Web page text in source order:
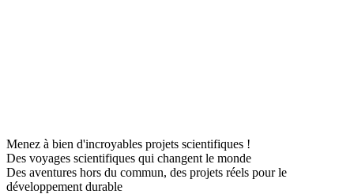
Menez à bien d'incroyables projets scientifiques !
Des voyages scientifiques qui changent le monde
Des aventures hors du commun, des projets réels pour le
développement durable